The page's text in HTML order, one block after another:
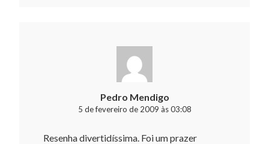
Pedro Mendigo
5 de fevereiro de 2009 às 03:08
Resenha divertidíssima. Foi um prazer